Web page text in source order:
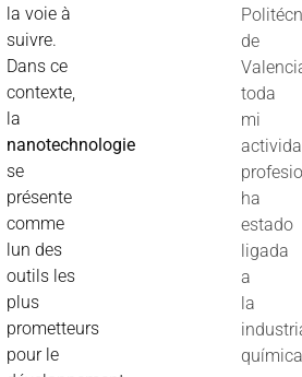
la voie à
suivre.
Dans ce
contexte,
la
nanotechnologie
se
présente
comme
lun des
outils les
plus
prometteurs
pour le
de
toda
mi
ha
estado
ligada
a
la